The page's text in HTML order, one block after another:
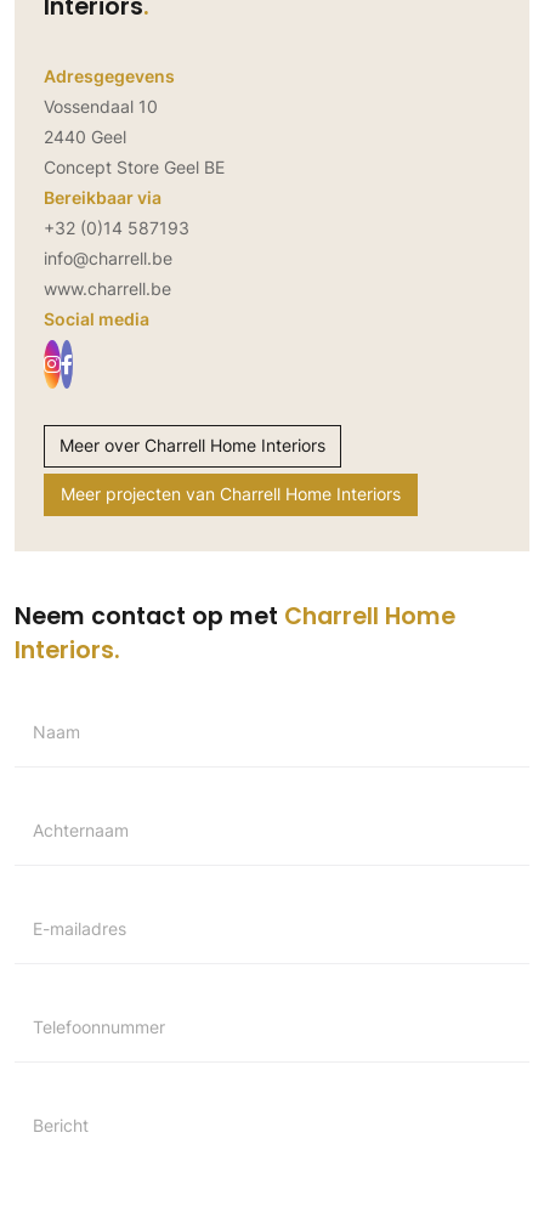
Adresgegevens
Vossendaal 10
2440 Geel
Concept Store Geel BE
Bereikbaar via
+32 (0)14 587193
info@charrell.be
www.charrell.be
Social media
Meer over Charrell Home Interiors
Meer projecten van Charrell Home Interiors
Neem contact op met Charrell Home
Interiors
Naam
Achternaam
E-mailadres
Telefoonnummer
Bericht